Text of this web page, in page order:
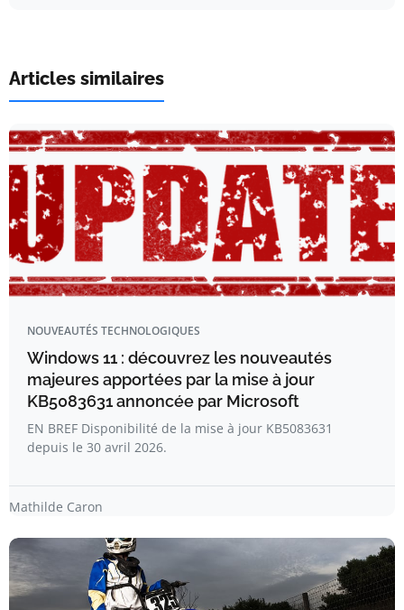
Articles similaires
NOUVEAUTÉS TECHNOLOGIQUES
Windows 11 : découvrez les nouveautés
majeures apportées par la mise à jour
KB5083631 annoncée par Microsoft
EN BREF Disponibilité de la mise à jour KB5083631
depuis le 30 avril 2026.
Mathilde Caron